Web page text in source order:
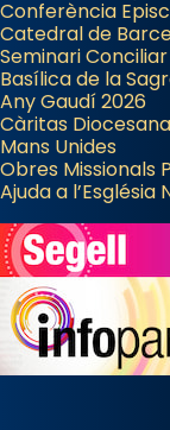
Conferència
Catedral de
Seminari
Basílica de la
Any Gaudí 2026
Càritas
Mans Unides
Obres Missionals
Ajuda a l’Església